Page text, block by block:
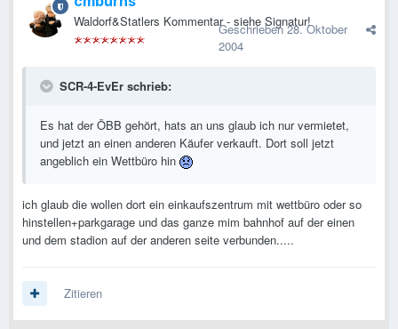
Waldorf&Statlers Kommentar - siehe Signatur!
Geschrieben28. Oktober
2004
SCR-4-EvEr schrieb:
Es hat der ÖBB gehört, hats an uns glaub ich nur vermietet,
und jetzt an einen anderen Käufer verkauft. Dort soll jetzt
angeblich ein Wettbüro hin
ich glaub die wollen dort ein einkaufszentrum mit wettbüro oder so
hinstellen+parkgarage und das ganze mim bahnhof auf der einen
und dem stadion auf der anderen seite verbunden.....
Zitieren